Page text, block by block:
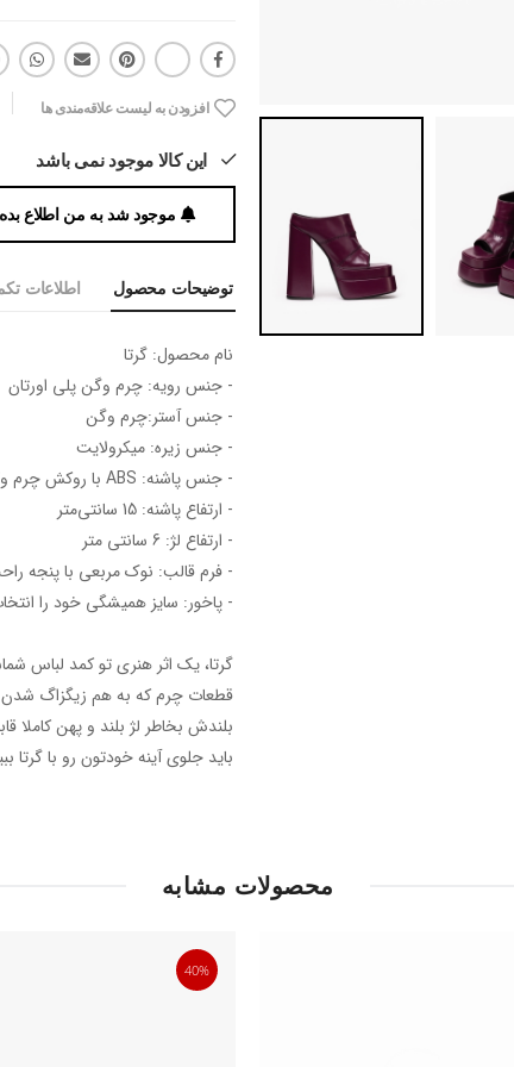
افزودن به لیست علاقه‌مندی ها
این کالا موجود نمی باشد
موجود شد به من اطلاع بده
توضیحات محصول اطلاعات
نام محصول: گرتا
- جنس رویه: چرم وگن پلی اورتان
- جنس آستر:چرم وگن
- جنس زیره: میکرولایت
- جنس پاشنه: ABS با روکش چرم وگن
- ارتفاع پاشنه: 15 سانتی‌متر
- ارتفاع لژ: 6 سانتی متر
- فرم قالب: نوک مربعی با پنجه
- پاخور: سایز همیشگی خود را
گرتا، یک اثر هنری تو کمد لباس
قطعات چرم که به هم زیگزاگ شدن
بلندش بخاطر لژ بلند و پهن کاملا
باید جلوی آینه خودتون رو با گرتا
محصولات مشابه
40%